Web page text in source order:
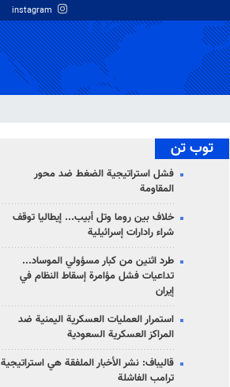
توب تن
فشل استراتيجية الضغط ضد محور
المقاومة
خلاف بين روما وتل أبيب... إيطاليا توقف
شراء رادارات إسرائيلية
طرد اثنين من كبار مسؤولي الموساد...
تداعيات فشل مؤامرة إسقاط النظام في
إيران
استمرار العمليات العسكرية اليمنية ضد
المراكز العسكرية السعودية
قاليباف: نشر الأخبار الملفقة هي استراتيجية
ترامب الفاشلة